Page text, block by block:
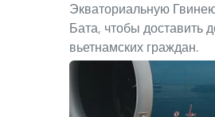
Экваториальную
Бата, чтобы доставить
вьетнамских граждан.